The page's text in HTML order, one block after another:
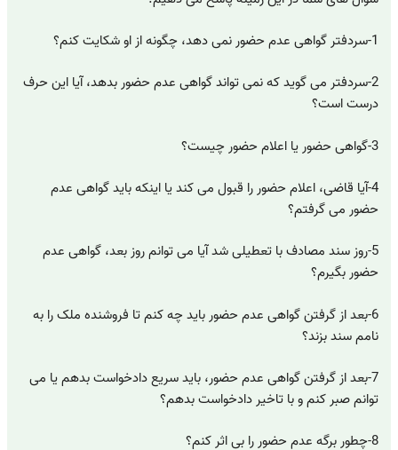
1-سردفتر گواهی عدم حضور نمی دهد، چگونه از او شکایت کنم؟
2-سردفتر می گوید که نمی تواند گواهی عدم حضور بدهد، آیا این حرف
درست است؟
3-گواهی حضور یا اعلام حضور چیست؟
4-آیا قاضی، اعلام حضور را قبول می کند یا اینکه باید گواهی عدم
حضور می گرفتم؟
5-روز سند مصادف با تعطیلی شد آیا می توانم روز بعد، گواهی عدم
حضور بگیرم؟
6-بعد از گرفتن گواهی عدم حضور باید چه کنم تا فروشنده ملک را به
نامم سند بزند؟
7-بعد از گرفتن گواهی عدم حضور، باید سریع دادخواست بدهم یا می
توانم صبر کنم و با تاخیر دادخواست بدهم؟
8-چطور برگه عدم حضور را بی اثر کنم؟